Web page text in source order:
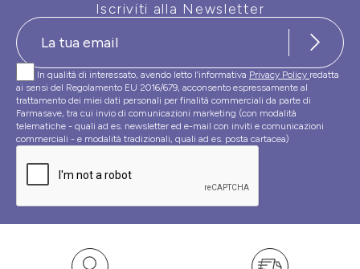
Iscriviti alla Newsletter
In qualità di interessato, avendo letto l’informativa Privacy Policy redatta
ai sensi del Regolamento EU 2016/679, acconsento espressamente al
trattamento dei miei dati personali per finalità commerciali da parte di
Farmasave, tra cui invio di comunicazioni marketing (con modalità
telematiche - quali ad es. newsletter ed e-mail con inviti e comunicazioni
commerciali - e modalità tradizionali, quali ad es. posta cartacea)